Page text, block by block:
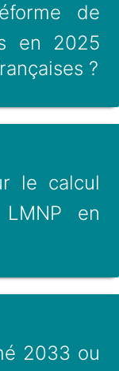
de
en 2025
?
le calcul
en
2033 ou